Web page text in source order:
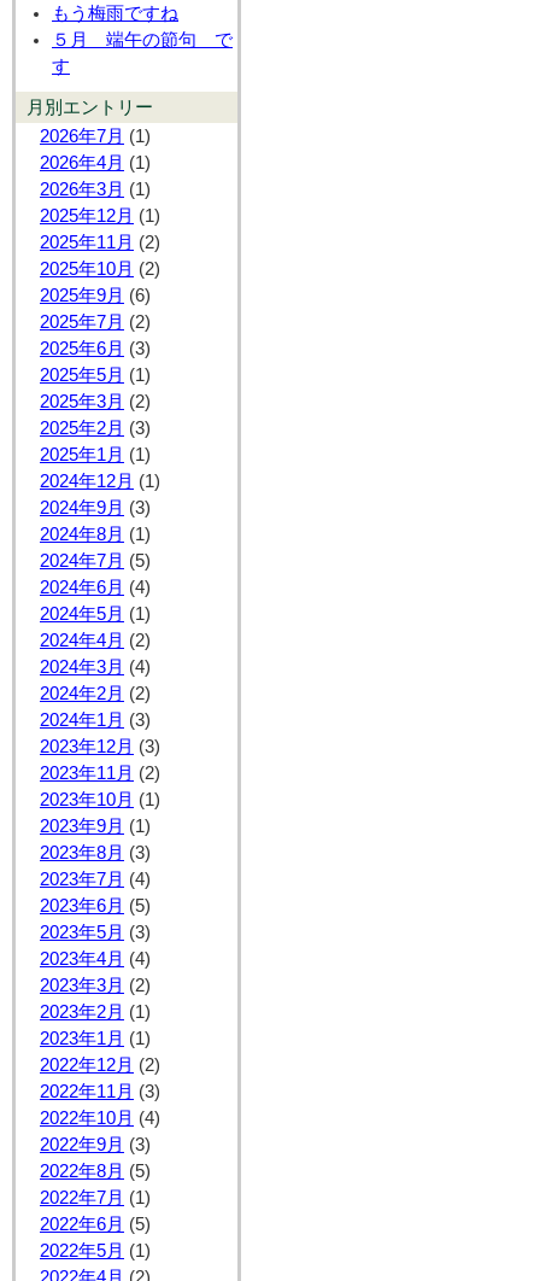
もう梅雨ですね
５月 端午の節句 で
す
月別エントリー
2026年7月 (1)
2026年4月 (1)
2026年3月 (1)
2025年12月 (1)
2025年11月 (2)
2025年10月 (2)
2025年9月 (6)
2025年7月 (2)
2025年6月 (3)
2025年5月 (1)
2025年3月 (2)
2025年2月 (3)
2025年1月 (1)
2024年12月 (1)
2024年9月 (3)
2024年8月 (1)
2024年7月 (5)
2024年6月 (4)
2024年5月 (1)
2024年4月 (2)
2024年3月 (4)
2024年2月 (2)
2024年1月 (3)
2023年12月 (3)
2023年11月 (2)
2023年10月 (1)
2023年9月 (1)
2023年8月 (3)
2023年7月 (4)
2023年6月 (5)
2023年5月 (3)
2023年4月 (4)
2023年3月 (2)
2023年2月 (1)
2023年1月 (1)
2022年12月 (2)
2022年11月 (3)
2022年10月 (4)
2022年9月 (3)
2022年8月 (5)
2022年7月 (1)
2022年6月 (5)
2022年5月 (1)